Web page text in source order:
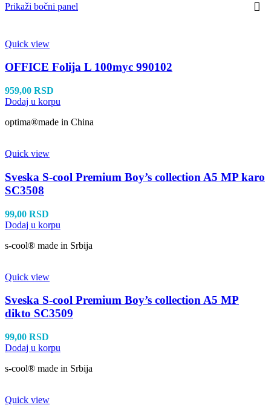
Prikaži bočni panel
Quick view
OFFICE Folija L 100myc 990102
959,00 RSD
Dodaj u korpu
optima®made in China
Quick view
Sveska S-cool Premium Boy’s collection A5 MP karo
SC3508
99,00 RSD
Dodaj u korpu
s-cool® made in Srbija
Quick view
Sveska S-cool Premium Boy’s collection A5 MP
dikto SC3509
99,00 RSD
Dodaj u korpu
s-cool® made in Srbija
Quick view